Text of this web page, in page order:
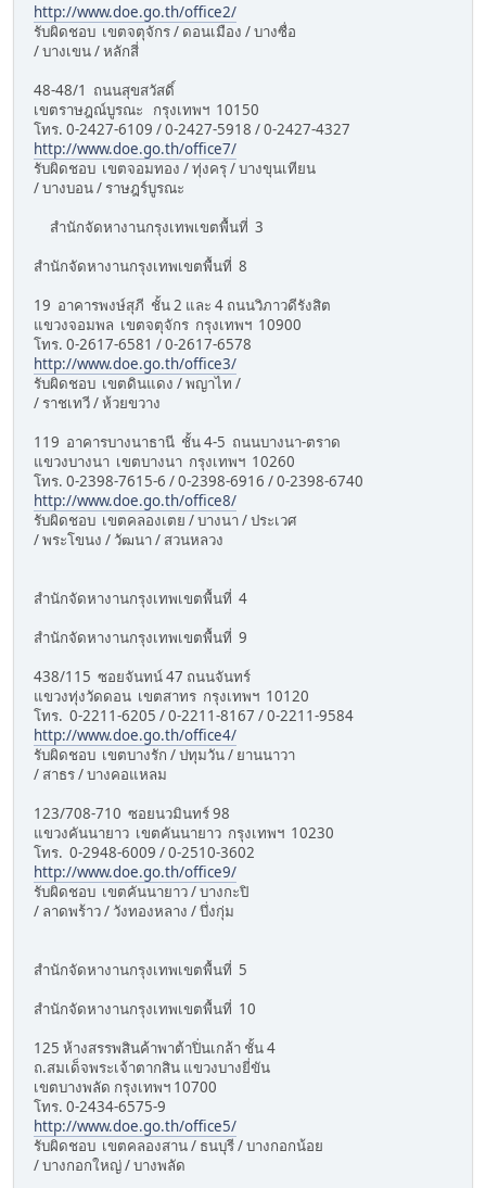
http://www.doe.go.th/office2/
รับผิดชอบ เขตจตุจักร / ดอนเมือง / บางซื่อ
/ บางเขน / หลักสี่
48-48/1 ถนนสุขสวัสดิ์
เขตราษฎณ์บูรณะ กรุงเทพฯ 10150
โทร. 0-2427-6109 / 0-2427-5918 / 0-2427-4327
http://www.doe.go.th/office7/
รับผิดชอบ เขตจอมทอง / ทุ่งครุ / บางขุนเทียน
/ บางบอน / ราษฎร์บูรณะ
สำนักจัดหางานกรุงเทพเขตพื้นที่ 3
สำนักจัดหางานกรุงเทพเขตพื้นที่ 8
19 อาคารพงษ์สุภี ชั้น 2 และ 4 ถนนวิภาวดีรังสิต
แขวงจอมพล เขตจตุจักร กรุงเทพฯ 10900
โทร. 0-2617-6581 / 0-2617-6578
http://www.doe.go.th/office3/
รับผิดชอบ เขตดินแดง / พญาไท /
/ ราชเทวี / ห้วยขวาง
119 อาคารบางนาธานี ชั้น 4-5 ถนนบางนา-ตราด
แขวงบางนา เขตบางนา กรุงเทพฯ 10260
โทร. 0-2398-7615-6 / 0-2398-6916 / 0-2398-6740
http://www.doe.go.th/office8/
รับผิดชอบ เขตคลองเตย / บางนา / ประเวศ
/ พระโขนง / วัฒนา / สวนหลวง
สำนักจัดหางานกรุงเทพเขตพื้นที่ 4
สำนักจัดหางานกรุงเทพเขตพื้นที่ 9
438/115 ซอยจันทน์ 47 ถนนจันทร์
แขวงทุ่งวัดดอน เขตสาทร กรุงเทพฯ 10120
โทร. 0-2211-6205 / 0-2211-8167 / 0-2211-9584
http://www.doe.go.th/office4/
รับผิดชอบ เขตบางรัก / ปทุมวัน / ยานนาวา
/ สาธร / บางคอแหลม
123/708-710 ซอยนวมินทร์ 98
แขวงคันนายาว เขตคันนายาว กรุงเทพฯ 10230
โทร. 0-2948-6009 / 0-2510-3602
http://www.doe.go.th/office9/
รับผิดชอบ เขตคันนายาว / บางกะปิ
/ ลาดพร้าว / วังทองหลาง / บึ่งกุ่ม
สำนักจัดหางานกรุงเทพเขตพื้นที่ 5
สำนักจัดหางานกรุงเทพเขตพื้นที่ 10
125 ห้างสรรพสินค้าพาต้าปิ่นเกล้า ชั้น 4
ถ.สมเด็จพระเจ้าตากสิน แขวงบางยี่ขัน
เขตบางพลัด กรุงเทพฯ 10700
โทร. 0-2434-6575-9
http://www.doe.go.th/office5/
รับผิดชอบ เขตคลองสาน / ธนบุรี / บางกอกน้อย
/ บางกอกใหญ่ / บางพลัด